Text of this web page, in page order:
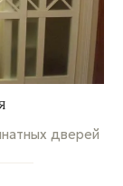
дверей